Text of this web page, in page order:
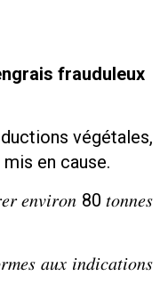
frauduleux
végétales,
en cause.
𝑒𝑛𝑣𝑖𝑟𝑜𝑛 80 𝑡𝑜𝑛𝑛𝑒𝑠
𝑎𝑢𝑥 𝑖𝑛𝑑𝑖𝑐𝑎𝑡𝑖𝑜𝑛𝑠